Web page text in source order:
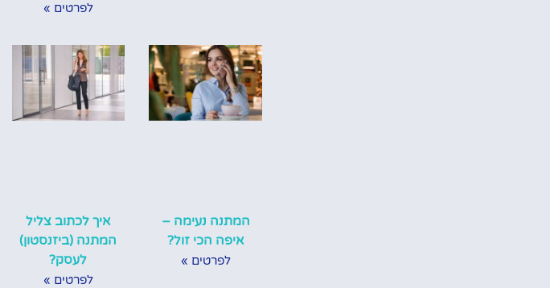
לפרטים »
המתנה נעימה –
איפה הכי זול?
לפרטים »
איך לכתוב צליל
המתנה (ביזנסטון)
לעסק?
לפרטים »